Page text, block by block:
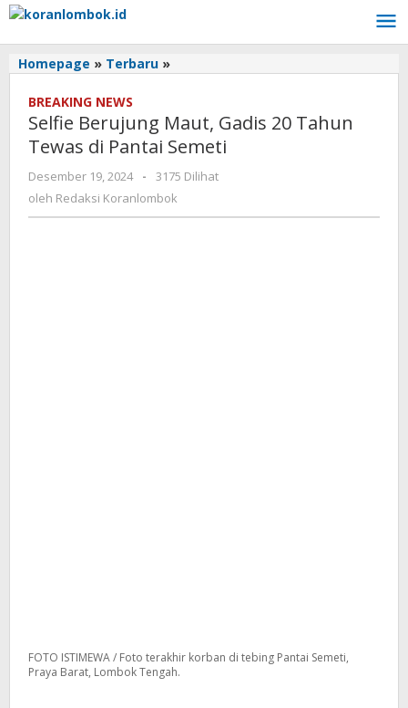
Lewati
konten
Homepage » Terbaru »
Gadis
20
Tahun
Tewas
di
Pantai
BREAKING NEWS
Selfie Berujung Maut, Gadis 20 Tahun
Tewas di Pantai Semeti
Desember 19, 2024
oleh
Redaksi
-
3175 Dilihat
oleh Redaksi Koranlombok
FOTO ISTIMEWA / Foto terakhir korban di tebing Pantai Semeti,
Praya Barat, Lombok Tengah.